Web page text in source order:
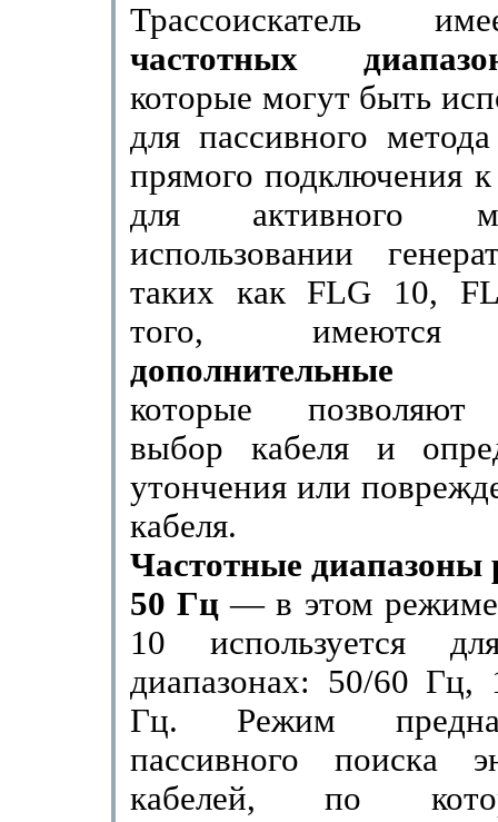
Трассоискатель
частотных
которые могут быть
для пассивного
прямого под­ключения к
для активного
использовании
таких как FLG 10,
того, имеются
дополнительные
которые позволяют
выбор кабеля и
утончения или
кабеля.
Частотные диапазоны
50 Гц— в этом
10 используется
диапазонах: 50/60
Гц. Режим
пассивного поиска
кабелей, по